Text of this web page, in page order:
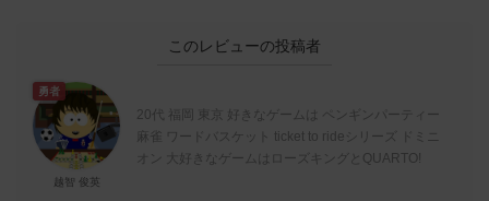
このレビューの投稿者
勇者
越智 俊英
20代 福岡 東京 好きなゲームは ペンギンパーティー
麻雀 ワードバスケット ticket to rideシリーズ ドミニ
オン 大好きなゲームはローズキングとQUARTO!